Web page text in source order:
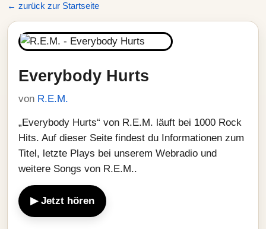
← zurück zur Startseite
Everybody Hurts
von R.E.M.
„Everybody Hurts“ von R.E.M. läuft bei 1000 Rock
Hits. Auf dieser Seite findest du Informationen zum
Titel, letzte Plays bei unserem Webradio und
weitere Songs von R.E.M..
▶ Jetzt hören